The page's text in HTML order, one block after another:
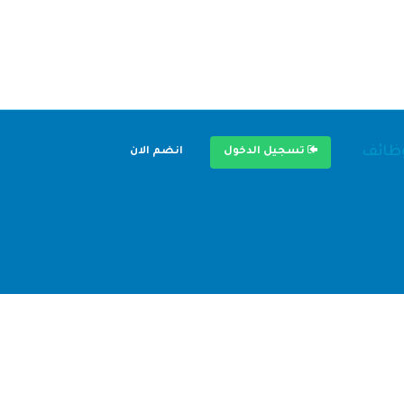
تسجيل الدخول انضم الان